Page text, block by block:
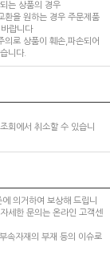
는 상품의 경우
환을 원하는 경우 주문제품
랍니다
로 상품이 훼손,파손되어
니다.
회에서 취소할 수 있습니
의거하여 보상해 드립니
세한 문의는 온라인 고객센
속자재의 부재 등의 이슈로